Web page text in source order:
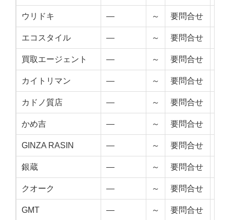
ウリドキ — ～ 要問合せ
エコスタイル — ～ 要問合せ
買取エージェント — ～ 要問合せ
カイトリマン — ～ 要問合せ
カドノ質店 — ～ 要問合せ
かめ吉 — ～ 要問合せ
GINZA RASIN — ～ 要問合せ
銀蔵 — ～ 要問合せ
クオーク — ～ 要問合せ
GMT — ～ 要問合せ